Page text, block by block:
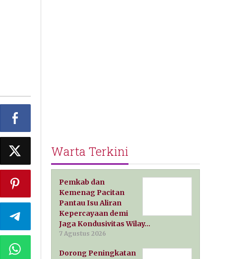
Warta Terkini
Pemkab dan
Kemenag Pacitan
Pantau Isu Aliran
Kepercayaan demi
Jaga Kondusivitas Wilay…
7 Agustus 2026
Dorong Peningkatan